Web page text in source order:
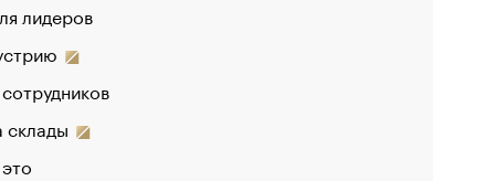
лидеров
склады